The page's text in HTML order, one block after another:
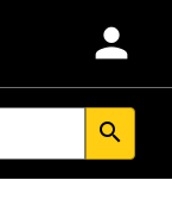
person
search